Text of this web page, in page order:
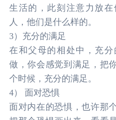
生活的，此刻注意力放
人，他们是什么样的。
3）充分的满足
在和父母的相处中，充
做，你会感觉到满足，把
个时候，充分的满足。
4） 面对恐惧
面对内在的恐惧，也许那